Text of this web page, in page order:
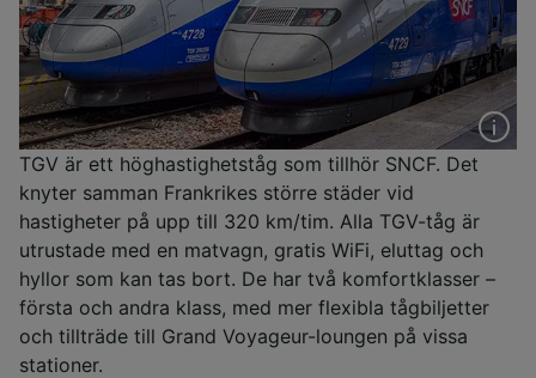
TGV är ett höghastighetståg som tillhör SNCF. Det
knyter samman Frankrikes större städer vid
hastigheter på upp till 320 km/tim. Alla TGV-tåg är
utrustade med en matvagn, gratis WiFi, eluttag och
hyllor som kan tas bort. De har två komfortklasser –
första och andra klass, med mer flexibla tågbiljetter
och tillträde till Grand Voyageur-loungen på vissa
stationer.